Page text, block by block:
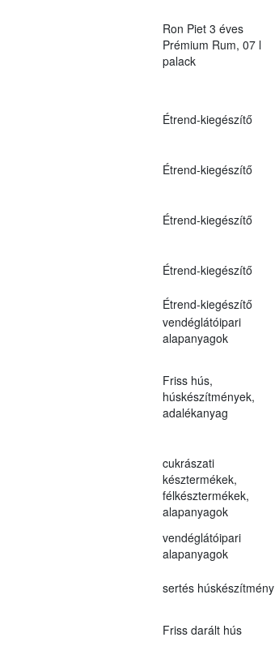
Ron Piet 3 éves
Prémium Rum, 07 l
palack
Étrend-kiegészítő
Étrend-kiegészítő
Étrend-kiegészítő
Étrend-kiegészítő
Étrend-kiegészítő
vendéglátóipari
alapanyagok
Friss hús,
húskészítmények,
adalékanyag
cukrászati
késztermékek,
félkésztermékek,
alapanyagok
vendéglátóipari
alapanyagok
sertés húskészítmény
Friss darált hús